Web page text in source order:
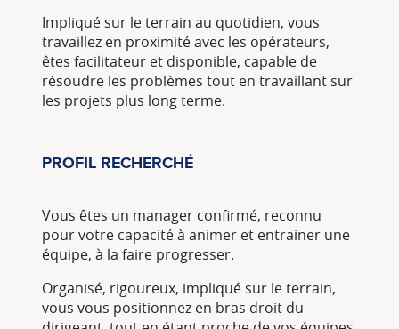
Impliqué sur le terrain au quotidien, vous
travaillez en proximité avec les opérateurs,
êtes facilitateur et disponible, capable de
résoudre les problèmes tout en travaillant sur
les projets plus long terme.
PROFIL RECHERCHÉ
Vous êtes un manager confirmé, reconnu
pour votre capacité à animer et entrainer une
équipe, à la faire progresser.
Organisé, rigoureux, impliqué sur le terrain,
vous vous positionnez en bras droit du